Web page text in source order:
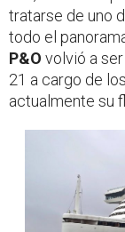
tratarse de uno
todo el
P&O volvió a
21 a cargo de
actualmente su